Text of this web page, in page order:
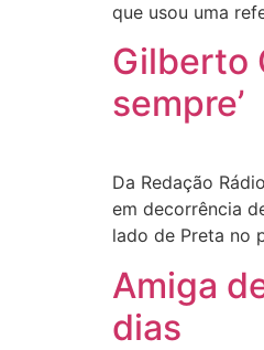
que usou uma
Gilberto
sempre’
Da Redação
em decorrência
lado de Preta no
Amiga
dias